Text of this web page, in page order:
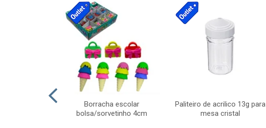
Borracha escolar
bolsa/sorvetinho 4cm
Paliteiro de acrilico 13g para
mesa cristal